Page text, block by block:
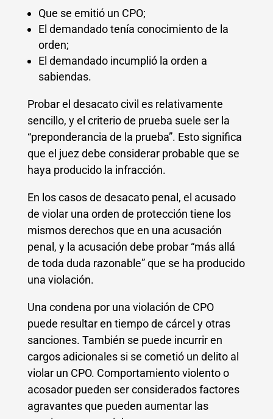
Que se emitió un CPO;
El demandado tenía conocimiento de la
orden;
El demandado incumplió la orden a
sabiendas.
Probar el desacato civil es relativamente
sencillo, y el criterio de prueba suele ser la
“preponderancia de la prueba”. Esto significa
que el juez debe considerar probable que se
haya producido la infracción.
En los casos de desacato penal, el acusado
de violar una orden de protección tiene los
mismos derechos que en una acusación
penal, y la acusación debe probar “más allá
de toda duda razonable” que se ha producido
una violación.
Una condena por una violación de CPO
puede resultar en tiempo de cárcel y otras
sanciones. También se puede incurrir en
cargos adicionales si se cometió un delito al
violar un CPO. Comportamiento violento o
acosador pueden ser considerados factores
agravantes que pueden aumentar las